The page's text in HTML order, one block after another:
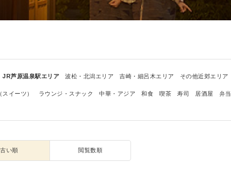
JR芦原温泉駅エリア 波松・北潟エリア 吉崎・細呂木エリア その他近郊エリア
イーツ） ラウンジ・スナック 中華・アジア 和食 喫茶 寿司 居酒屋 弁当
古い順 閲覧数順